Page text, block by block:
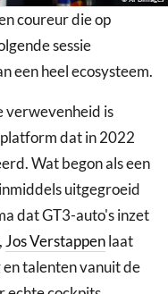
coureur die op
sessie
een heel ecosysteem.
verwevenheid is
dat in 2022
Wat begon als een
uitgegroeid
dat GT3-auto's inzet
Jos Verstappenlaat
talenten vanuit de